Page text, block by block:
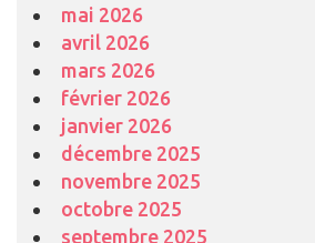
mai 2026
avril 2026
mars 2026
février 2026
janvier 2026
décembre 2025
novembre 2025
octobre 2025
septembre 2025